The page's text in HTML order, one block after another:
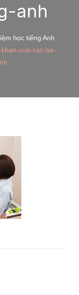
anh
học tiếng Anh
cua-cac-ba-